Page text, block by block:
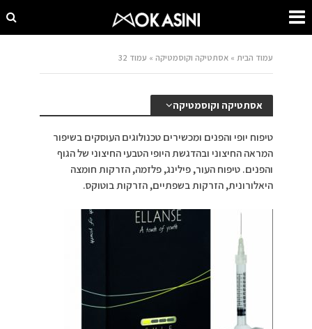
עמוד הבית »אסתטיקה וקוסמטיקה » עמוד 32
אסתטיקה וקוסמטיקה
טיפוח יופי והפנים ומכשירים טכנולוגים העוסקים בשיפור
המראה החיצוני ובהדגשת היופי הטבעי החיצוני של הגוף
והפנים. טיפוח העור, פילינג, פלזמה, הזרקות חומצה
היאלורונית, הזרקות בשפתיים, הזרקות בוטוקס.